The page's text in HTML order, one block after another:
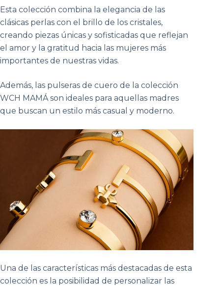
Esta colección combina la elegancia de las
clásicas perlas con el brillo de los cristales,
creando piezas únicas y sofisticadas que reflejan
el amor y la gratitud hacia las mujeres más
importantes de nuestras vidas.
Además, las pulseras de cuero de la colección
WCH MAMÁ son ideales para aquellas madres
que buscan un estilo más casual y moderno.
Una de las características más destacadas de esta
colección es la posibilidad de personalizar las